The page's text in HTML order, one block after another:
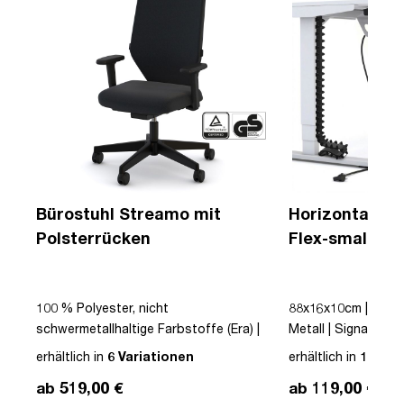
Bürostuhl Streamo mit
Polsterrücken
100 % Polyester, nicht
schwermetallhaltige Farbstoffe (Era) |
Schwarz | Drehstuhl | Polsterrücken |
Höhenverstellbar | Verstellbare
erhältlich in 6 Variationen
ab 519,00 €
Horizontaler
Flex-small +
88x16x10cm |
Metall | Signalweiß
erhältlich in 12
ab 119,00 €